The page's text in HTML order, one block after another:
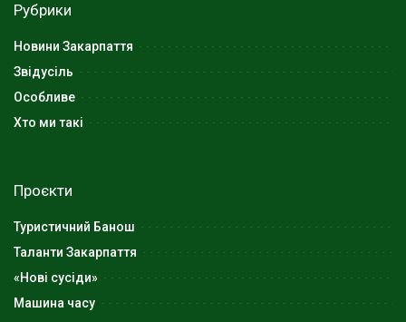
Рубрики
Новини Закарпаття
Звідусіль
Особливе
Хто ми такі
Проєкти
Туристичний Банош
Таланти Закарпаття
«Нові сусіди»
Машина часу